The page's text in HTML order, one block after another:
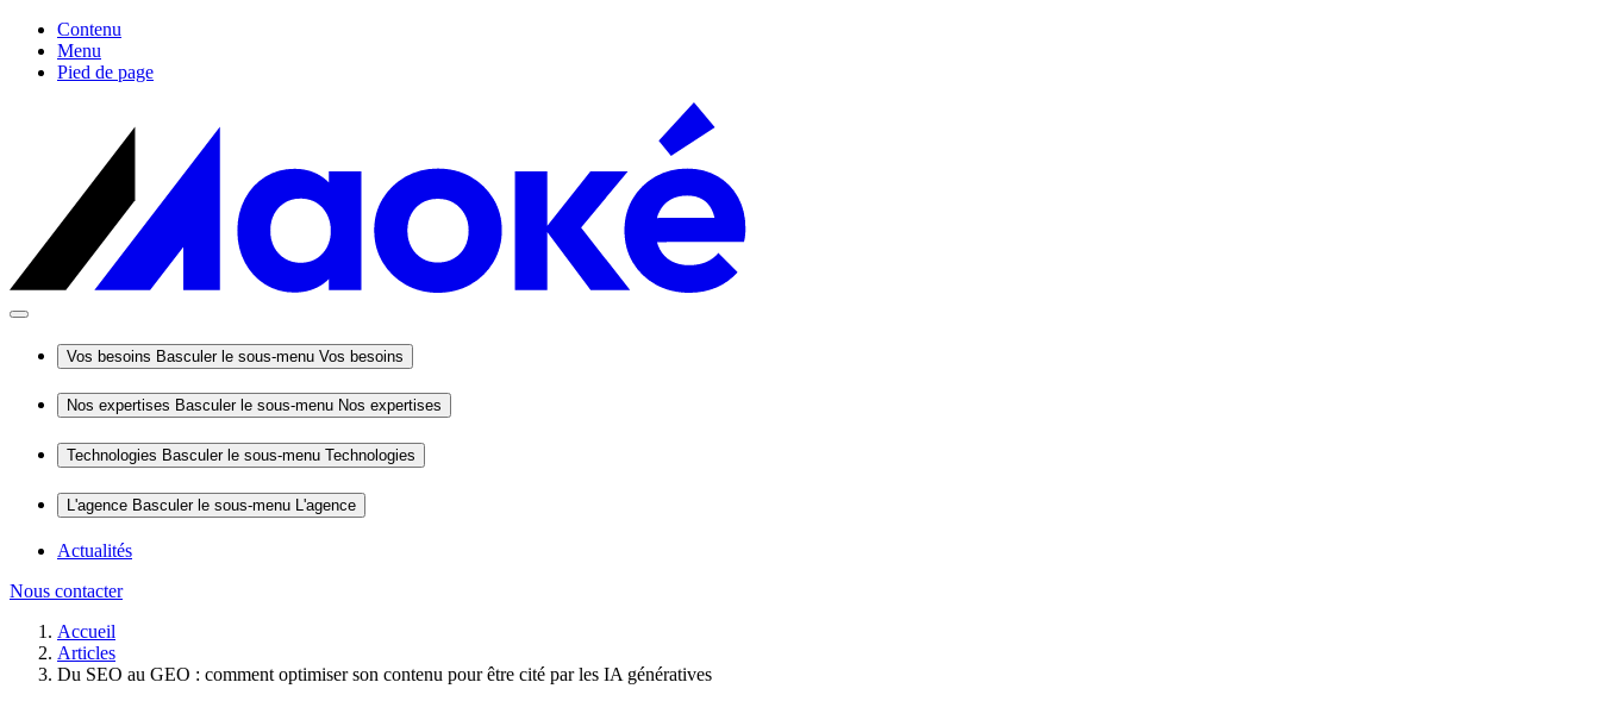
Contenu
Menu
Pied de page
Vos besoins Basculer le sous-menu Vos besoins
Nos expertises Basculer le sous-menu Nos expertises
Technologies Basculer le sous-menu Technologies
L'agence Basculer le sous-menu L'agence
Actualités
Nous contacter
Accueil
Articles
Du SEO au GEO : comment optimiser son contenu pour être cité par les IA génératives